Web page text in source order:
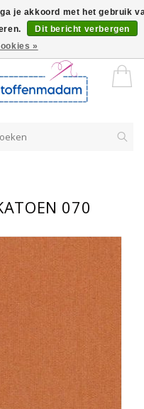
verkocht per 10 cm.
070
je akkoord met het gebruik
Dit bericht verbergen
»